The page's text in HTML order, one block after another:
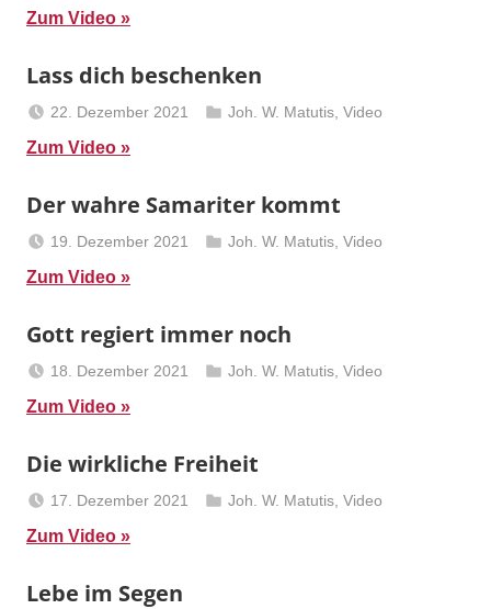
Zum Video
Lass dich beschenken
22. Dezember 2021
Joh. W. Matutis ,Video
Zum Video
Der wahre Samariter kommt
19. Dezember 2021
Joh. W. Matutis ,Video
Zum Video
Gott regiert immer noch
18. Dezember 2021
Joh. W. Matutis ,Video
Zum Video
Die wirkliche Freiheit
17. Dezember 2021
Joh. W. Matutis ,Video
Zum Video
Lebe im Segen